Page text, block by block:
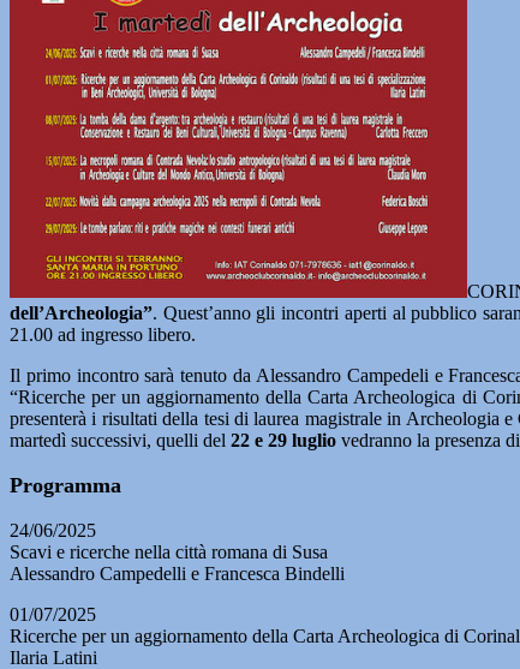
dell’Archeologia”. Quest’anno gli incontri aperti al pubblico
21.00 ad ingresso libero.
Il primo incontro sarà tenuto da Alessandro Campedeli e
“Ricerche per un aggiornamento della Carta Archeologica di
presenterà i risultati della tesi di laurea magistrale in
martedì successivi, quelli del 22 e 29 luglio vedranno la presenza
Programma
24/06/2025
Scavi e ricerche nella città romana di Susa
Alessandro Campedelli e Francesca Bindelli
01/07/2025
Ricerche per un aggiornamento della Carta Archeologica di
Ilaria Latini